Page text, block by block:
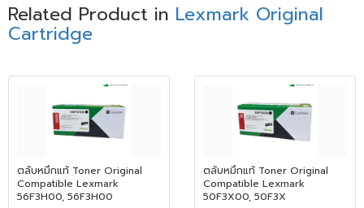
Related Product in Lexmark Original
Cartridge
ตลับหมึกแท้ Toner Original
Compatible Lexmark
56F3H00, 56F3H00
ตลับหมึกแท้ Toner Original
Compatible Lexmark
50F3X00, 50F3X